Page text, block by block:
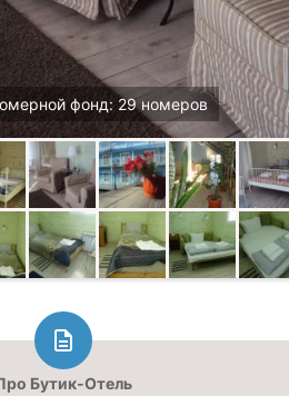
фонд: 29 номеров
Бутик-Отель